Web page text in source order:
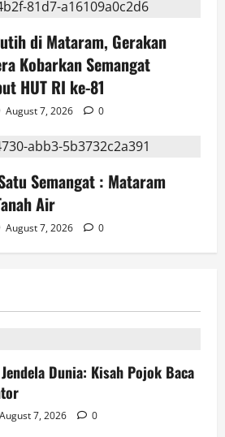
di Mataram, Gerakan
Kobarkan Semangat
HUT RI ke-81
August 7, 2026
0
Semangat : Mataram
Air
August 7, 2026 0
Dunia: Kisah Pojok Baca
August 7, 2026
0